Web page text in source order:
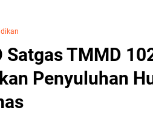
Satgas TMMD
Penyuluhan